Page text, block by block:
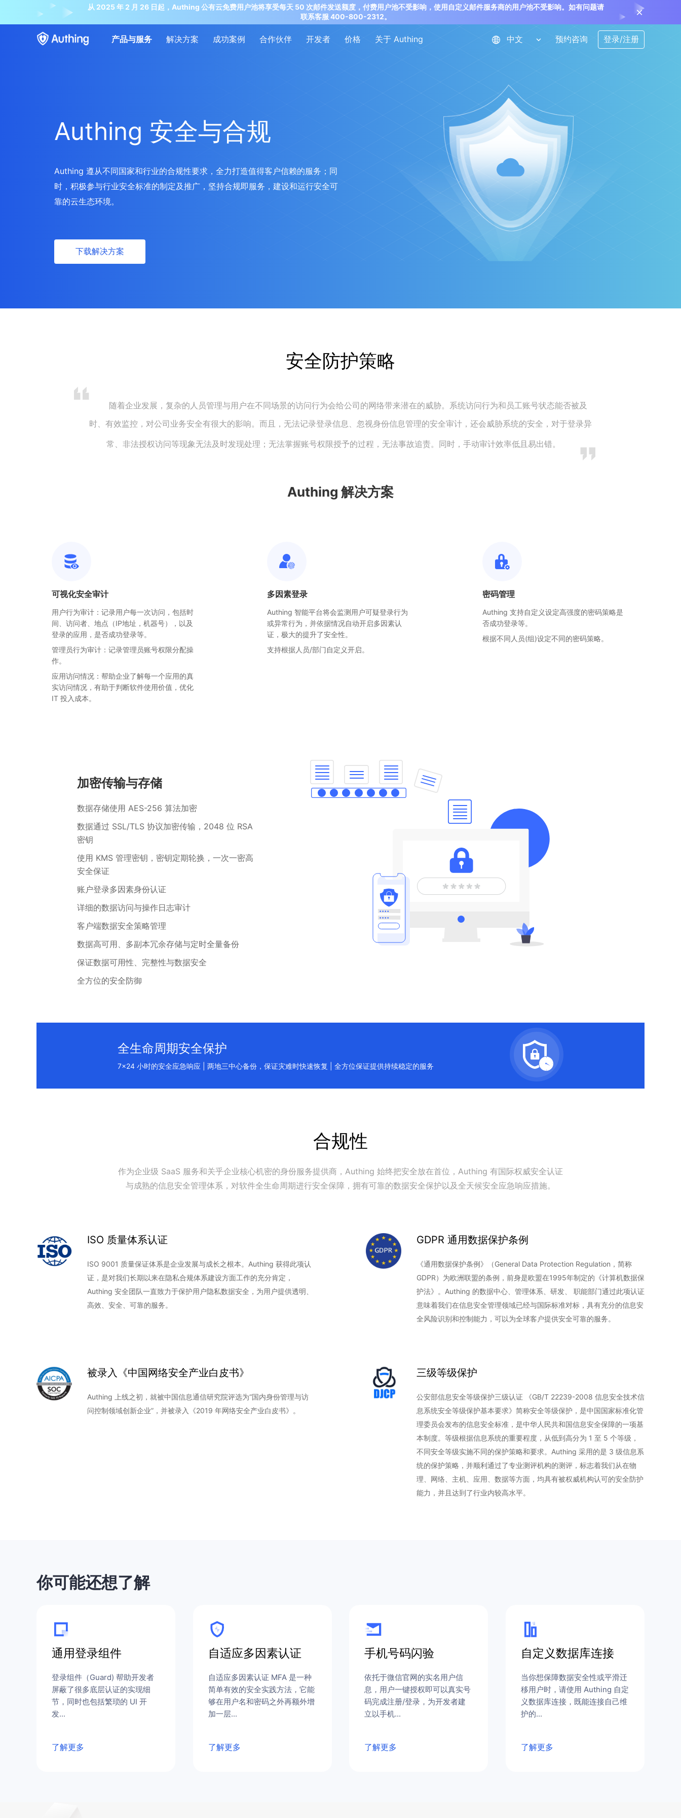
从 2025 年 2 月 26 日起，Authing 公有云免费用户池将享受每天 50 次邮件发送额度，付费用户池不受影响，使用自定义邮件服务商的用户池不受影响。如有问题请
联系客服 400-800-2312。
产品与服务 解决方案 成功案例 合作伙伴 开发者 价格 关于 Authing 预约咨询 登录/注册
Authing 安全与合规
Authing 遵从不同国家和行业的合规性要求，全力打造值得客户信赖的服务；同
时，积极参与行业安全标准的制定及推广，坚持合规即服务，建设和运行安全可
靠的云生态环境。
下载解决方案
安全防护策略
随着企业发展，复杂的人员管理与用户在不同场景的访问行为会给公司的网络带来潜在的威胁。系统访问行为和员工账号状态能否被及
时、有效监控，对公司业务安全有很大的影响。而且，无法记录登录信息、忽视身份信息管理的安全审计，还会威胁系统的安全，对于登录异
常、非法授权访问等现象无法及时发现处理；无法掌握账号权限授予的过程，无法事故追责。同时，手动审计效率低且易出错。
Authing 解决方案
可视化安全审计
用户行为审计：记录用户每一次访问，包括时
间、访问者、地点（IP地址，机器号），以及
登录的应用，是否成功登录等。
管理员行为审计：记录管理员账号权限分配操
作。
应用访问情况：帮助企业了解每一个应用的真
实访问情况，有助于判断软件使用价值，优化
IT 投入成本。
多因素登录
Authing 智能平台将会监测用户可疑登录行为
或异常行为，并依据情况自动开启多因素认
证，极大的提升了安全性。
支持根据人员/部门自定义开启。
密码管理
Authing 支持自定义设定高强度的密码策略是
否成功登录等。
根据不同人员(组)设定不同的密码策略。
加密传输与存储
数据存储使用 AES-256 算法加密
数据通过 SSL/TLS 协议加密传输，2048 位 RSA
密钥
使用 KMS 管理密钥，密钥定期轮换，一次一密高
安全保证
账户登录多因素身份认证
详细的数据访问与操作日志审计
客户端数据安全策略管理
数据高可用、多副本冗余存储与定时全量备份
保证数据可用性、完整性与数据安全
全方位的安全防御
全生命周期安全保护
7x24 小时的安全应急响应 | 两地三中心备份，保证灾难时快速恢复 | 全方位保证提供持续稳定的服务
合规性
作为企业级 SaaS 服务和关乎企业核心机密的身份服务提供商，Authing 始终把安全放在首位，Authing 有国际权威安全认证
与成熟的信息安全管理体系，对软件全生命周期进行安全保障，拥有可靠的数据安全保护以及全天候安全应急响应措施。
ISO 质量体系认证
ISO 9001 质量保证体系是企业发展与成长之根本。Authing 获得此项认
证，是对我们长期以来在隐私合规体系建设方面工作的充分肯定，
Authing 安全团队一直致力于保护用户隐私数据安全，为用户提供透明、
高效、安全、可靠的服务。
GDPR 通用数据保护条例
《通用数据保护条例》（General Data Protection Regulation，简称
GDPR）为欧洲联盟的条例，前身是欧盟在1995年制定的《计算机数据保
护法》。Authing 的数据中心、管理体系、研发、 职能部门通过此项认证
意味着我们在信息安全管理领域已经与国际标准对标，具有充分的信息安
全风险识别和控制能力，可以为全球客户提供安全可靠的服务。
被录入《中国网络安全产业白皮书》
Authing 上线之初，就被中国信息通信研究院评选为“国内身份管理与访
问控制领域创新企业”，并被录入《2019 年网络安全产业白皮书》。
三级等级保护
公安部信息安全等级保护三级认证 《GB/T 22239-2008 信息安全技术信
息系统安全等级保护基本要求》简称安全等级保护，是中国国家标准化管
理委员会发布的信息安全标准，是中华人民共和国信息安全保障的一项基
本制度。等级根据信息系统的重要程度，从低到高分为 1 至 5 个等级，
不同安全等级实施不同的保护策略和要求。Authing 采用的是 3 级信息系
统的保护策略，并顺利通过了专业测评机构的测评，标志着我们从在物
理、网络、主机、应用、数据等方面，均具有被权威机构认可的安全防护
能力，并且达到了行业内较高水平。
你可能还想了解
通用登录组件
登录组件（Guard) 帮助开发者
屏蔽了很多底层认证的实现细
节，同时也包括繁琐的 UI 开
发...
了解更多
自适应多因素认证
自适应多因素认证 MFA 是一种
简单有效的安全实践方法，它能
够在用户名和密码之外再额外增
加一层...
了解更多
手机号码闪验
依托于微信官网的实名用户信
息，用户一键授权即可以真实号
码完成注册/登录，为开发者建
立以手机...
了解更多
自定义数据库连接
当你想保障数据安全性或平滑迁
移用户时，请使用 Authing 自定
义数据库连接，既能连接自己维
护的...
了解更多